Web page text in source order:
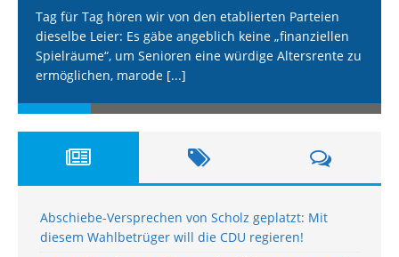
Tag für Tag hören wir von den etablierten Parteien
dieselbe Leier: Es gäbe angeblich keine „finanziellen
Spielräume“, um Senioren eine würdige Altersrente zu
ermöglichen, marode [...]
Abschiebe-Versprechen von Scholz geplatzt: Mit
diesem Wahlbetrüger will die CDU regieren!